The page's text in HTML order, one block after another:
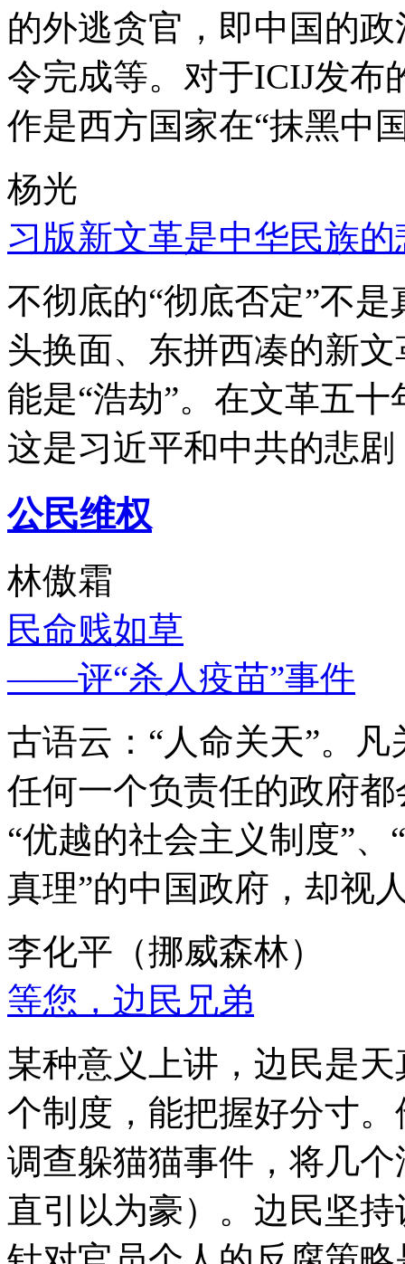
的外逃贪官，即中国的
令完成等。对于ICIJ发布
作是西方国家在“抹黑中
杨光
习版新文革是中华民族的
不彻底的“彻底否定”不
头换面、东拼西凑的新
能是“浩劫”。在文革五
这是习近平和中共的悲
公民维权
林傲霜
民命贱如草
——评“杀人疫苗”事件
古语云：“人命关天”。
任何一个负责任的政府
“优越的社会主义制度”
真理”的中国政府，却视
李化平（挪威森林）
等您，边民兄弟
某种意义上讲，边民是
个制度，能把握好分寸
调查躲猫猫事件，将几
直引以为豪）。边民坚